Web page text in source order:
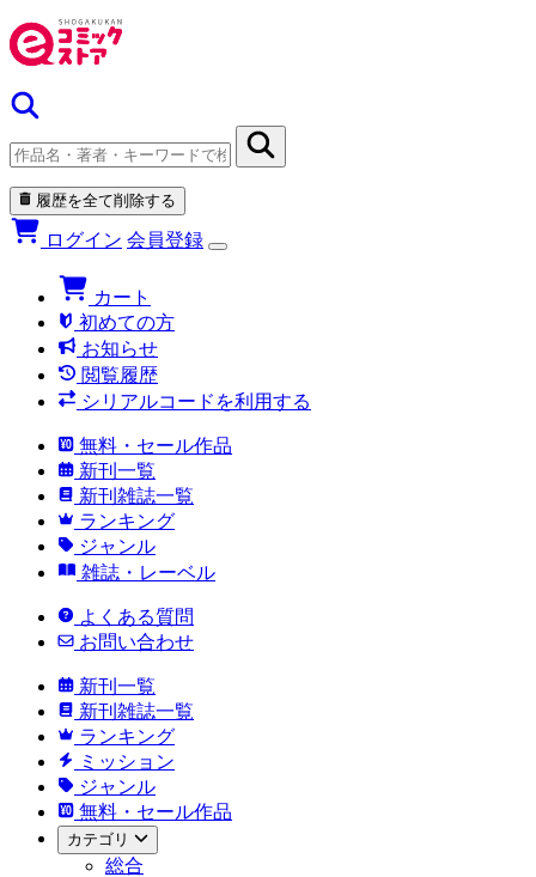
履歴を全て削除する
ログイン 会員登録
カート
初めての方
お知らせ
閲覧履歴
シリアルコードを利用する
無料・セール作品
新刊一覧
新刊雑誌一覧
ランキング
ジャンル
雑誌・レーベル
よくある質問
お問い合わせ
新刊一覧
新刊雑誌一覧
ランキング
ミッション
ジャンル
無料・セール作品
カテゴリ
総合